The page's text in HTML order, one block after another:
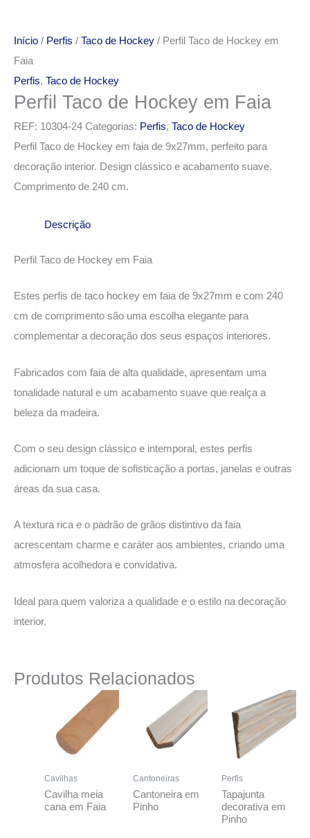
Início / Perfis / Taco de Hockey / Perfil Taco de Hockey em
Faia
Perfis, Taco de Hockey
Perfil Taco de Hockey em Faia
REF: 10304-24 Categorias: Perfis, Taco de Hockey
Perfil Taco de Hockey em faia de 9x27mm, perfeito para
decoração interior. Design clássico e acabamento suave.
Comprimento de 240 cm.
Descrição
Perfil Taco de Hockey em Faia
Estes perfis de taco hockey em faia de 9x27mm e com 240
cm de comprimento são uma escolha elegante para
complementar a decoração dos seus espaços interiores.
Fabricados com faia de alta qualidade, apresentam uma
tonalidade natural e um acabamento suave que realça a
beleza da madeira.
Com o seu design clássico e intemporal, estes perfis
adicionam um toque de sofisticação a portas, janelas e outras
áreas da sua casa.
A textura rica e o padrão de grãos distintivo da faia
acrescentam charme e caráter aos ambientes, criando uma
atmosfera acolhedora e convidativa.
Ideal para quem valoriza a qualidade e o estilo na decoração
interior.
Produtos Relacionados
Cavilhas
Cavilha meia
cana em Faia
Cantoneiras
Cantoneira em
Pinho
Perfis
Tapajunta
decorativa em
Pinho